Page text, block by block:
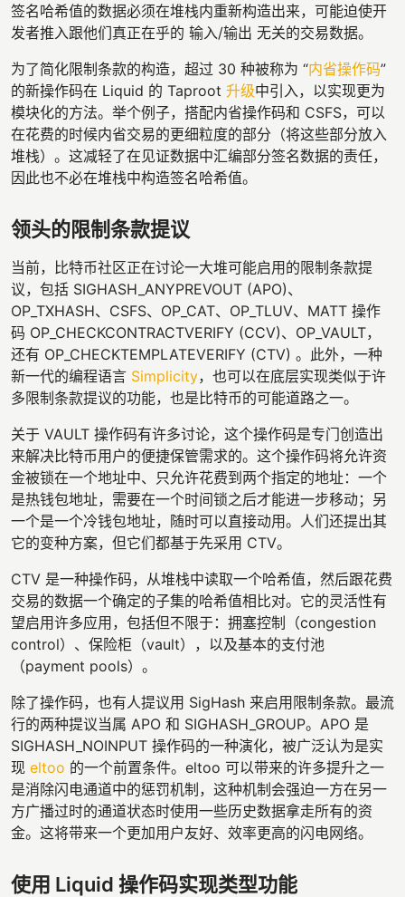
签名哈希值的数据必须在堆栈内重新构造出来，可能迫使开
发者推入跟他们真正在乎的 输入/输出 无关的交易数据。
为了简化限制条款的构造，超过 30 种被称为 “内省操作码”
的新操作码在 Liquid 的 Taproot 升级中引入，以实现更为
模块化的方法。举个例子，搭配内省操作码和 CSFS，可以
在花费的时候内省交易的更细粒度的部分（将这些部分放入
堆栈）。这减轻了在见证数据中汇编部分签名数据的责任，
因此也不必在堆栈中构造签名哈希值。
领头的限制条款提议
当前，比特币社区正在讨论一大堆可能启用的限制条款提
议，包括 SIGHASH_ANYPREVOUT (APO)、
OP_TXHASH、CSFS、OP_CAT、OP_TLUV、MATT 操作
码 OP_CHECKCONTRACTVERIFY (CCV)、OP_VAULT，
还有 OP_CHECKTEMPLATEVERIFY (CTV) 。此外，一种
新一代的编程语言 Simplicity，也可以在底层实现类似于许
多限制条款提议的功能，也是比特币的可能道路之一。
关于 VAULT 操作码有许多讨论，这个操作码是专门创造出
来解决比特币用户的便捷保管需求的。这个操作码将允许资
金被锁在一个地址中、只允许花费到两个指定的地址：一个
是热钱包地址，需要在一个时间锁之后才能进一步移动；另
一个是一个冷钱包地址，随时可以直接动用。人们还提出其
它的变种方案，但它们都基于先采用 CTV。
CTV 是一种操作码，从堆栈中读取一个哈希值，然后跟花费
交易的数据一个确定的子集的哈希值相比对。它的灵活性有
望启用许多应用，包括但不限于：拥塞控制（congestion
control）、保险柜（vault），以及基本的支付池
（payment pools）。
除了操作码，也有人提议用 SigHash 来启用限制条款。最流
行的两种提议当属 APO 和 SIGHASH_GROUP。APO 是
SIGHASH_NOINPUT 操作码的一种演化，被广泛认为是实
现 eltoo 的一个前置条件。eltoo 可以带来的许多提升之一
是消除闪电通道中的惩罚机制，这种机制会强迫一方在另一
方广播过时的通道状态时使用一些历史数据拿走所有的资
金。这将带来一个更加用户友好、效率更高的闪电网络。
使用 Liquid 操作码实现类型功能